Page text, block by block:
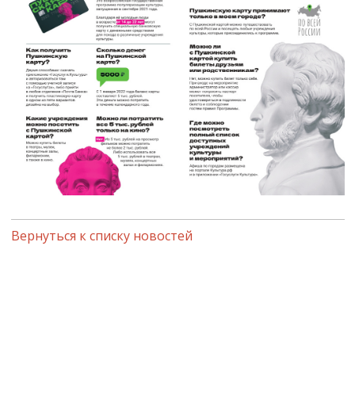
Вернуться к списку новостей